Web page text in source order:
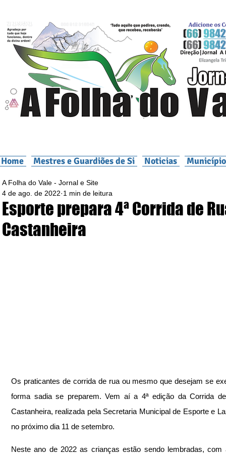
Home Mestres e Guardiões de Si Noticias
Esporte prepara 4ª Corrida de
Castanheira
A Folha do Vale - Jornal e Site
4 de ago. de 2022 1 min de leitura
Os praticantes de corrida de rua ou mesmo que desejam se
forma sadia se preparem. Vem aí a 4ª edição da Corrida
Castanheira, realizada pela Secretaria Municipal de Esporte e
no próximo dia 11 de setembro.
Neste ano de 2022 as crianças estão sendo lembradas, com